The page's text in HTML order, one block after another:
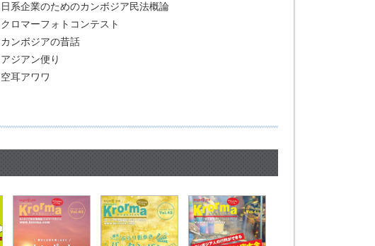
日系企業のためのカンボジア民法概論
クロマーフォトコンテスト
カンボジアの昔話
アジアン便り
空耳アワワ